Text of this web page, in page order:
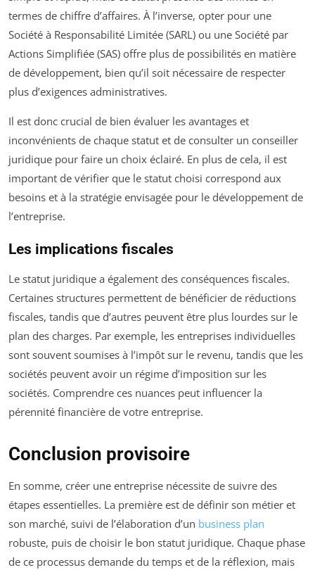
termes de chiffre d’affaires. À l’inverse, opter pour une
Société à Responsabilité Limitée (SARL) ou une Société par
Actions Simplifiée (SAS) offre plus de possibilités en matière
de développement, bien qu’il soit nécessaire de respecter
plus d’exigences administratives.
Il est donc crucial de bien évaluer les avantages et
inconvénients de chaque statut et de consulter un conseiller
juridique pour faire un choix éclairé. En plus de cela, il est
important de vérifier que le statut choisi correspond aux
besoins et à la stratégie envisagée pour le développement de
l’entreprise.
Les implications fiscales
Le statut juridique a également des conséquences fiscales.
Certaines structures permettent de bénéficier de réductions
fiscales, tandis que d’autres peuvent être plus lourdes sur le
plan des charges. Par exemple, les entreprises individuelles
sont souvent soumises à l’impôt sur le revenu, tandis que les
sociétés peuvent avoir un régime d’imposition sur les
sociétés. Comprendre ces nuances peut influencer la
pérennité financière de votre entreprise.
Conclusion provisoire
En somme, créer une entreprise nécessite de suivre des
étapes essentielles. La première est de définir son métier et
son marché, suivi de l’élaboration d’un business plan
robuste, puis de choisir le bon statut juridique. Chaque phase
de ce processus demande du temps et de la réflexion, mais